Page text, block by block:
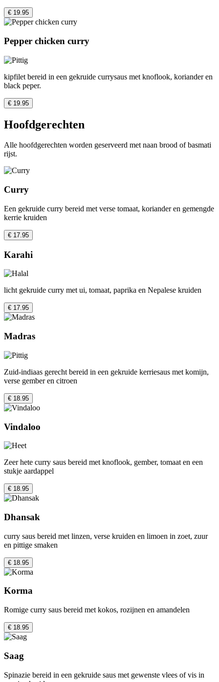
€ 19.95
Pepper chicken curry
kipfilet bereid in een gekruide currysaus met knoflook, koriander en
black peper.
€ 19.95
Hoofdgerechten
Alle hoofdgerechten worden geserveerd met naan brood of basmati
rijst.
Curry
Een gekruide curry bereid met verse tomaat, koriander en gemengde
kerrie kruiden
€ 17.95
Karahi
licht gekruide curry met ui, tomaat, paprika en Nepalese kruiden
€ 17.95
Madras
Zuid-indiaas gerecht bereid in een gekruide kerriesaus met komijn,
verse gember en citroen
€ 18.95
Vindaloo
Zeer hete curry saus bereid met knoflook, gember, tomaat en een
stukje aardappel
€ 18.95
Dhansak
curry saus bereid met linzen, verse kruiden en limoen in zoet, zuur
en pittige smaken
€ 18.95
Korma
Romige curry saus bereid met kokos, rozijnen en amandelen
€ 18.95
Saag
Spinazie bereid in een gekruide saus met gewenste vlees of vis in